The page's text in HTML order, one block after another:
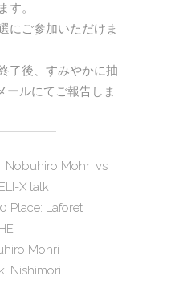
す。
ご参加いただけま
了後、すみやかに抽
ールにてご報告しま
Nobuhiro Mohri vs
X talk
Place: Laforet
Mohri
Nishimori